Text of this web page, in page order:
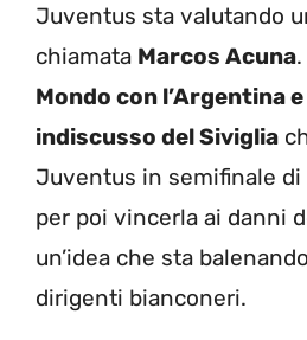
Juventus sta valutando
chiamata Marcos Acuna.
Mondo con l’Argentina
indiscusso del Siviglia
Juventus in semifinale di
per poi vincerla ai danni
un’idea che sta
dirigenti bianconeri.